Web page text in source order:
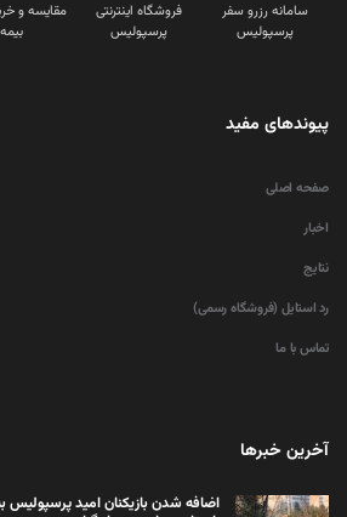
سامانه رزرو سفر
پرسپولیس
فروشگاه اینترنتی
پرسپولیس
مقایسه و
بیمه
پیوندهای مفید
صفحه اصلی
اخبار
نتایج
رد استایل (فروشگاه رسمی)
تماس با ما
آخرین خبرها
اضافه شدن بازیکنان امید پرسپولیس